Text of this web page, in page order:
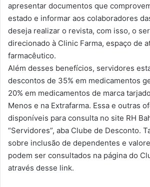
apresentar documentos que
estado e informar aos colaboradores
deseja realizar o revista, com isso, o
direcionado à Clinic Farma, espaço de
farmacêutico.
Além desses benefícios, servidores
descontos de 35% em medicamentos
20% em medicamentos de marca
Menos e na Extrafarma. Essa e outras
disponíveis para consulta no site RH
“Servidores”, aba Clube de Desconto.
sobre inclusão de dependentes e
podem ser consultados na página do
através desse link.